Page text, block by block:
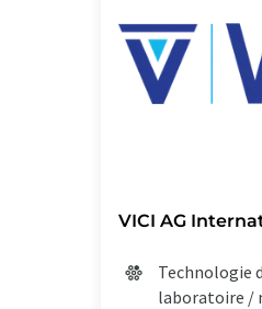
VICI AG
Technologie
laboratoire /